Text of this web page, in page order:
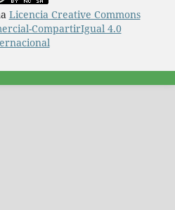
Licencia Creative Commons
CompartirIgual 4.0